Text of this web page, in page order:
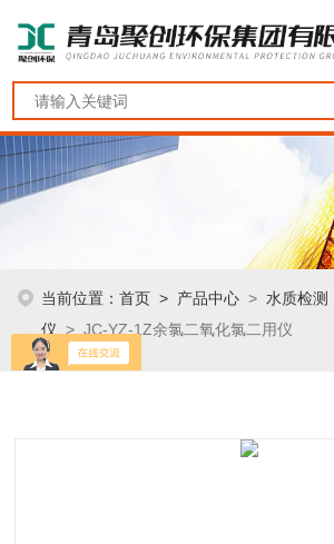
当前位置：首页 > 产品中心 >水质检测
仪 > JC-YZ-1Z余氯二氧化氯二用仪